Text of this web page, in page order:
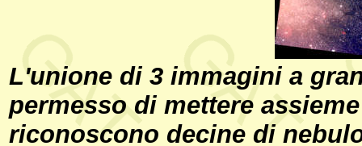
L'unione di 3 immagini a
permesso di mettere
riconoscono decine di